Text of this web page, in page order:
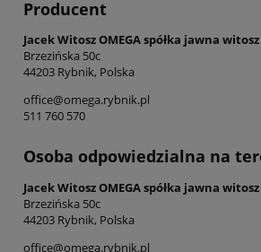
Producent
Jacek Witosz OMEGA spółka jawna witosz
Brzezińska 50c
44203 Rybnik, Polska
office@omega.rybnik.pl
511 760 570
Osoba odpowiedzialna na
Jacek Witosz OMEGA spółka jawna witosz
Brzezińska 50c
44203 Rybnik, Polska
office@omega.rybnik.pl